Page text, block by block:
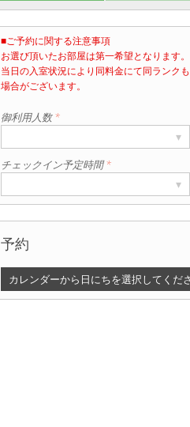
部屋数
1
▾
■ご予約に関する注意事項
お選び頂いたお部屋は第一希望となります。
当日の入室状況により同料金にて同ランク
場合がございます。
御利用人数*
▾
チェックイン予定時間*
▾
予約
カレンダーから日にちを選択してくださ